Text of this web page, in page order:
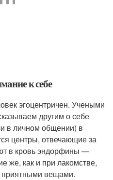
к себе
эгоцентричен. Учеными
другим о себе
в личном общении) в
центры, отвечающие за
в кровь эндорфины —
же, как и при лакомстве,
приятными вещами.